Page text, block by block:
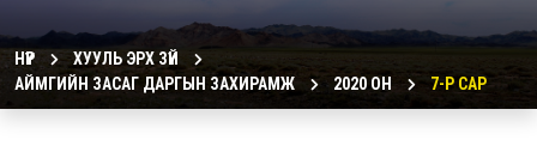
НҮҮР
ХУУЛЬ ЭРХ ЗҮЙ
АЙМГИЙН ЗАСАГ ДАРГЫН ЗАХИРАМЖ
2020 ОН 7-Р САР